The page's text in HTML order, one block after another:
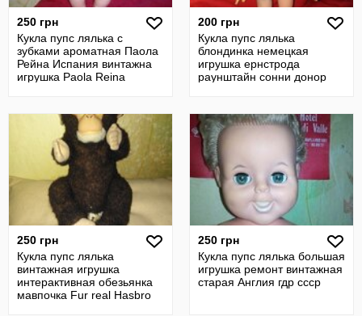
250 грн
Кукла пупс лялька с
зубками ароматная Паола
Рейна Испания винтажна
игрушка Paola Reina
200 грн
Кукла пупс лялька
блондинка немецкая
игрушка ернстрода
раунштайн сонни донор
250 грн
Кукла пупс лялька
винтажная игрушка
интерактивная обезьянка
мавпочка Fur real Hasbro
250 грн
Кукла пупс лялька большая
игрушка ремонт винтажная
старая Англия гдр ссср